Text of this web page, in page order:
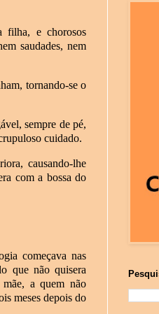
filha, e chorosos
saudades, nem
tornando-se o
sempre de pé,
cuidado.
causando-lhe
com a bossa do
começava nas
que não quisera
a quem não
meses depois do